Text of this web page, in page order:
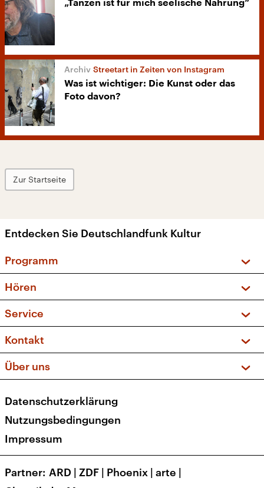
„Tanzen ist für mich seelische Nahrung“
Streetart in Zeiten von Instagram
Was ist wichtiger: Die Kunst oder das
Foto davon?
Zur Startseite
Entdecken Sie Deutschlandfunk Kultur
Programm
Sendungen und Podcasts
Musikliste
Kakadu – Das Kinderprogramm
Hören
Frequenzen (UKW + DAB+)
Service
FAQ
Apps
Newsletter
Veranstaltungen
Kontakt
Social Media
Über uns
Presse
Karriere
Transparenz
Datenschutzerklärung
Nutzungsbedingungen
Impressum
Partner ARD | ZDF | Phoenix | arte |